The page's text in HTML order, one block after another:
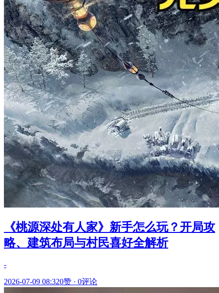
《桃源深处有人家》新手怎么玩？开局攻
略、建筑布局与村民喜好全解析
-
2026-07-09 08:320赞 · 0评论